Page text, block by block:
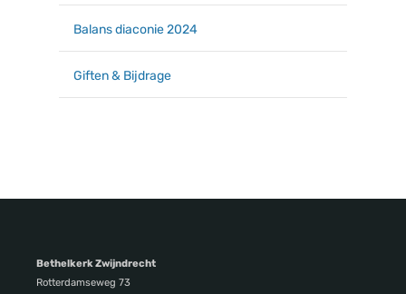
Balans diaconie 2024
Giften & Bijdrage
Bethelkerk Zwijndrecht
Rotterdamseweg 73